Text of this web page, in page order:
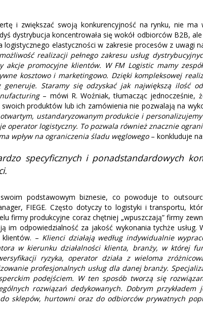
i zwiększać swoją konkurencyjność na rynku, nie ma
dystrybucja koncentrowała się wokół odbiorców B2B,
elastyczności w zakresie procesów z uwagi
realizacji pełnego zakresu usług
promocyjne klientów. W FM Logistic mamy
kosztowo i marketingowo. Dzięki kompleksowej
Staramy się odzyskać jak największą ilość
– mówi R. Woźniak, tłumacząc jednocześnie,
produktów lub ich zamówienia nie pozwalają na
ustandaryzowanym produkcie i
logistyczny. To pozwala również znacznie
wpływ na ograniczenia śladu węglowego– konkluduje
specyficznych i ponadstandardowych
podstawowym biznesie, co powoduje to
FIEGE. Często dotyczy to logistyki i transportu,
firmy produkcyjne coraz chętniej „wpuszczają” firmy
odpowiedzialność za jakość wykonania tychże usług.
– Klienci działają według indywidualnie
w kierunku działalności klienta, branży, w której
ryzyka, operator działa z wieloma
profesjonalnych usług dla danej branży.
podejściem. W ten sposób tworzą się
rozwiązań dedykowanych. Dobrym
sklepów, hurtowni oraz do odbiorców prywatnych